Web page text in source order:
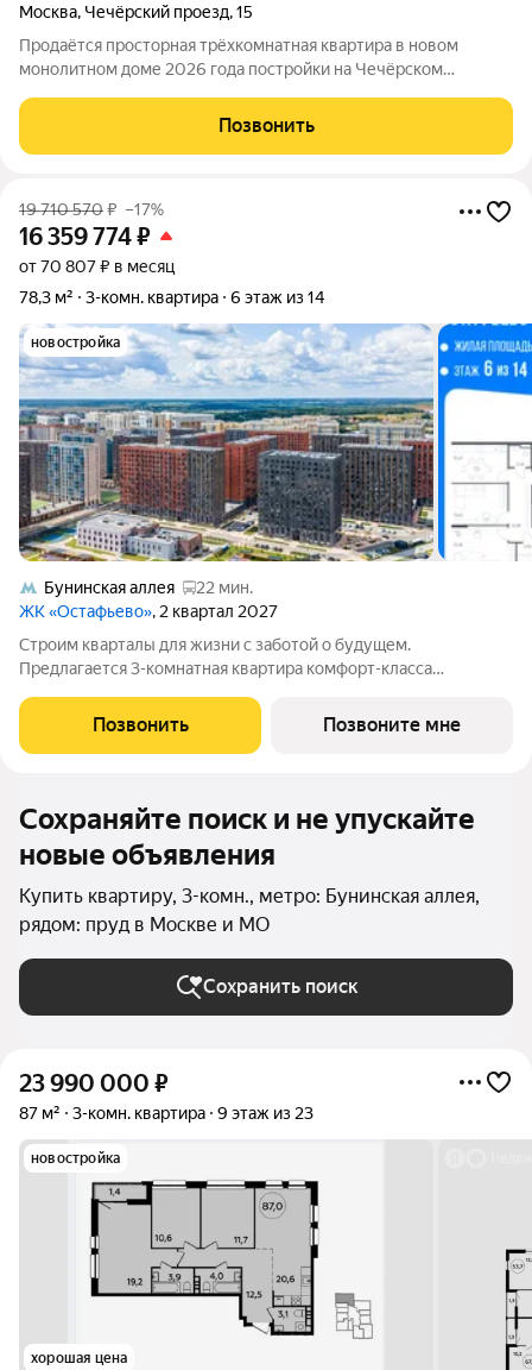
Москва, Чечёрский проезд,15
Продаётся просторная трёхкомнатная квартира в новом
монолитном доме 2026 года постройки на Чечёрском
и занимает площадь 84 кв. м, жилая площадь составляет 51.8
кв. две больших комнаты по 22
Позвонить
19 710 570₽ –17%
16 359 774₽
от 70 807 ₽ в месяц
78,3 м²
3-комн. квартира 6 этаж из 14
новостройка
Бунинская аллея
22 мин.
ЖК «Остафьево», 2 квартал 2027
Строим кварталы для жизни с заботой о будущем.
Предлагается 3-комнатная квартира комфорт-класса
в жилом комплексе "Остафьево".Застройщик сдает квартиры с
отделкой в нескольких вариантах:
Позвонить Позвоните мне
Сохраняйте поиск и не упускайте
новые объявления
Купить квартиру, 3-комн., метро: Бунинская аллея,
рядом: пруд в Москве и МО
Сохранить поиск
23 990 000 ₽
87 м² 3-комн. квартира 9 этаж из 23
новостройка
хорошая цена